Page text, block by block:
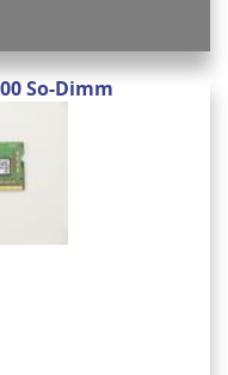
So-Dimm